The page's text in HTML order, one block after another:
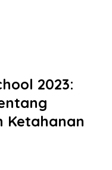
2023:
Ketahanan